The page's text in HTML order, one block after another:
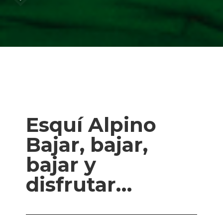
Esquí Alpino
Bajar, bajar,
bajar y
disfrutar…